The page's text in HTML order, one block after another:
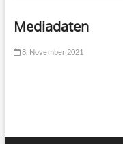
Mediadaten
8. November 2021